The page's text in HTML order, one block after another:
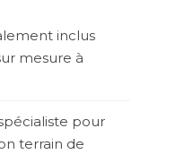
inclus
mesure à
pour
terrain de